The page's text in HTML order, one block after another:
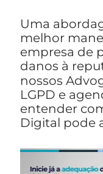
Uma
melhor
empresa de
danos à
nossos
LGPD e
entender
Digital pode